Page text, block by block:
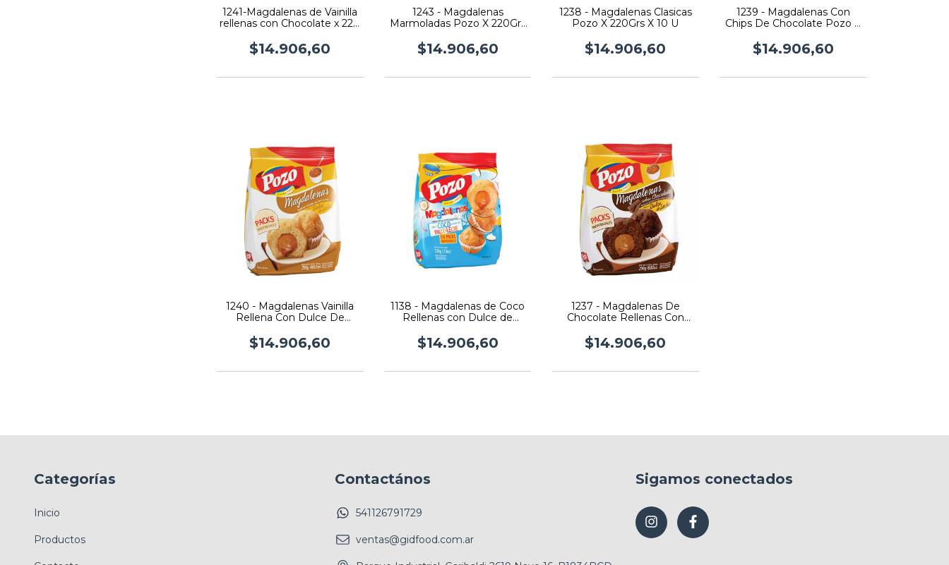
1241-Magdalenas de Vainilla
rellenas con Chocolate x 220
$14.906,60
1243 - Magdalenas
Marmoladas Pozo X 220Grs
$14.906,60
1238 - Magdalenas Clasicas
Pozo X 220Grs X 10 U
$14.906,60
1239 - Magdalenas Con
Chips De Chocolate Pozo X
$14.906,60
1240 - Magdalenas Vainilla
Rellena Con Dulce De
$14.906,60
1138 - Magdalenas de Coco
Rellenas con Dulce de
$14.906,60
1237 - Magdalenas De
Chocolate Rellenas Con
220Grs X 10 U
$14.906,60
Categorías
Inicio
Productos
Contactános
541126791729
ventas@gidfood.com.ar
Sigamos conectados